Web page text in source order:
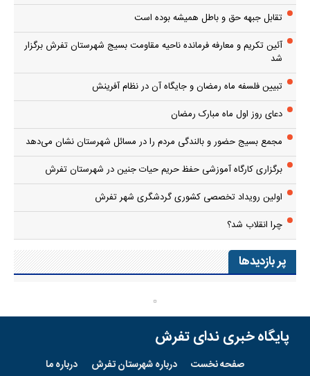
تقابل جبهه حق و باطل همیشه بوده است
آئین تکریم و معارفه فرمانده ناحیه مقاومت بسیج شهرستان تفرش برگزار
شد
تبیین فلسفه ماه رمضان و جایگاه آن در نظام آفرینش
دعای روز اول ماه مبارک رمضان
مجمع بسیج حضور و بالندگی مردم را در مسائل شهرستان نشان می‌دهد
برگزاری کارگاه آموزشی حفظ حریم حیات جنین در شهرستان تفرش
اولین رویداد تخصصی کشوری گردشگری شهر تفرش
چرا انقلاب شد؟
پر بازدیدها
پایگاه خبری ندای تفرش
صفحه نخست درباره شهرستان تفرش درباره ما